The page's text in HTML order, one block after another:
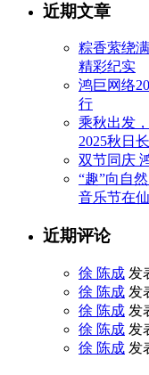
近期文章
粽香萦绕
精彩纪实
鸿巨网络
行
乘秋出发
2025秋日
双节同庆
“趣”向自
音乐节在
近期评论
徐 陈成 发
徐 陈成 发
徐 陈成 发
徐 陈成 发
徐 陈成 发